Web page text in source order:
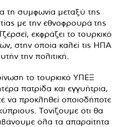
τη συμφωνία μεταξύ της
με την εθνοφρουρά της
εκφράζει το τουρκικό
στην οποία καλεί τις ΗΠΑ
την πολιτική.
το τουρκικό ΥΠΕΞ
πατρίδα και εγγυήτρια,
να προκληθεί οποιοδήποτε
Τονίζουμε ότι θα
όλα τα απαραίτητα